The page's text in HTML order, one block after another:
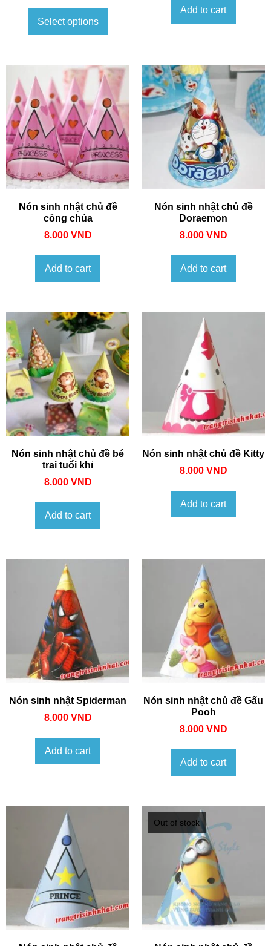
Select options
Add to cart
Nón sinh nhật chủ đề
công chúa
8.000 VND
Add to cart
Nón sinh nhật chủ đề
Doraemon
8.000 VND
Add to cart
Nón sinh nhật chủ đề bé
trai tuổi khỉ
8.000 VND
Add to cart
Nón sinh nhật chủ đề Kitty
8.000 VND
Add to cart
Nón sinh nhật Spiderman
8.000 VND
Add to cart
Nón sinh nhật chủ đề Gấu
Pooh
8.000 VND
Add to cart
Out of stock